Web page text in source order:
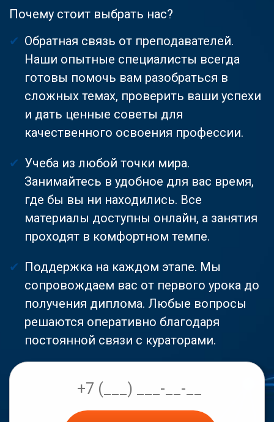
Почему стоит выбрать нас?
Обратная связь от преподавателей.
Наши опытные специалисты всегда
готовы помочь вам разобраться в
сложных темах, проверить ваши успехи
и дать ценные советы для
качественного освоения профессии.
Учеба из любой точки мира.
Занимайтесь в удобное для вас время,
где бы вы ни находились. Все
материалы доступны онлайн, а занятия
проходят в комфортном темпе.
Поддержка на каждом этапе. Мы
сопровождаем вас от первого урока до
получения диплома. Любые вопросы
решаются оперативно благодаря
постоянной связи с кураторами.